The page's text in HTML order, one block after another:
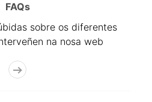
FAQs
sobre os diferentes
na nosa web